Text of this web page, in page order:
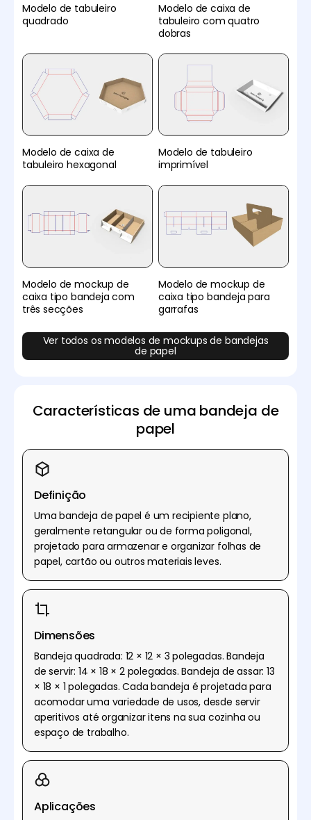
Modelo de tabuleiro
quadrado
Modelo de caixa de
tabuleiro com quatro
dobras
Modelo de caixa de
tabuleiro hexagonal
Modelo de tabuleiro
imprimível
Modelo de mockup de
caixa tipo bandeja com
três secções
Modelo de mockup de
caixa tipo bandeja para
garrafas
Ver todos os modelos de mockups de bandejas
de papel
Características de uma bandeja de
papel
Definição
Uma bandeja de papel é um recipiente plano,
geralmente retangular ou de forma poligonal,
projetado para armazenar e organizar folhas de
papel, cartão ou outros materiais leves.
Dimensões
Bandeja quadrada: 12 × 12 × 3 polegadas. Bandeja
de servir: 14 × 18 × 2 polegadas. Bandeja de assar: 13
× 18 × 1 polegadas. Cada bandeja é projetada para
acomodar uma variedade de usos, desde servir
aperitivos até organizar itens na sua cozinha ou
espaço de trabalho.
Aplicações